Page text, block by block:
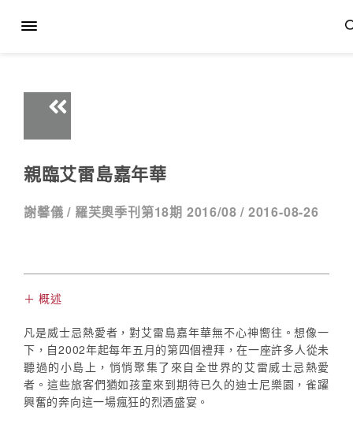
親臨艾雷島嘉年華
謝馨儀 / 羅芙奧季刊第18期 2016/08 / 2016-08-26
＋ 概述
凡是威士忌熱愛者，對艾雷島嘉年華無不心神嚮往。想像一
下，自2002年起每年五月的第四個禮拜，在一座許多人從未
聽過的小島上，悄悄聚集了來自全世界的艾雷威士忌熱愛
者。這些旅客們猶如孩童來到期待已久的迪士尼樂園，雀躍
興奮的奔向這一場瘋狂的烈酒盛宴。